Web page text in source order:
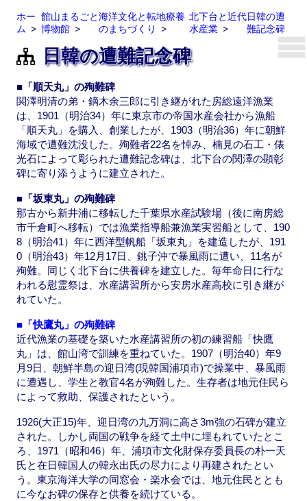
ホー
ム
館山まるごと
博物館
海洋文化と転地療養
のまちづくり
北下台と近代
水産業
日韓の遭
難記念碑
日韓の遭難記念碑
■「順天丸」の殉難碑
関澤明清の弟・鏑木余三郎に引き継がれた房総遠洋漁業
は、1901（明治34）年に東京市の帝国水産会社から漁船
「順天丸」を購入、創業したが、1903（明治36）年に朝鮮
海域で遭難沈没した。殉難者22名を悼み、楠見の石工・俵
光石によって彫られた遭難記念碑は、北下台の関澤の顕彰
碑に寄り添うように建立された。
■「坂東丸」の殉難碑
那古から新井浦に移転した千葉県水産試験場（後に南房総
市千倉町へ移転）では漁業指導船兼漁業実習船として、190
8（明治41）年に西洋型帆船「坂東丸」を建造したが、191
0（明治43）年12月17日、銚子沖で暴風雨に遭い、11名が
殉難。同じく北下台に供養碑を建立した。毎年命日に行な
われる慰霊祭は、水産講習所から安房水産高校に引き継が
れていた。
■「快鷹丸」の殉難碑
近代漁業の基礎を築いた水産講習所の初の練習船「快鷹
丸」は、館山湾で訓練を重ねていた。1907（明治40）年9
月9日、朝鮮半島の迎日湾(現韓国浦項市)で操業中、暴風雨
に遭遇し、学生と教官4名が殉難した。生存者は地元住民ら
によって救助、保護されたという。
1926(大正15)年、迎日湾の九万洞に高さ3m強の石碑が建立
された。しかし両国の戦争を経て土中に埋もれていたとこ
ろ、1971（昭和46）年、浦項市文化財保存委員長の朴一天
氏と在日韓国人の韓永出氏の尽力により再建されたとい
う。東京海洋大学の同窓会・楽水会では、地元住民ととも
に今なお碑の保存と供養を続けている。